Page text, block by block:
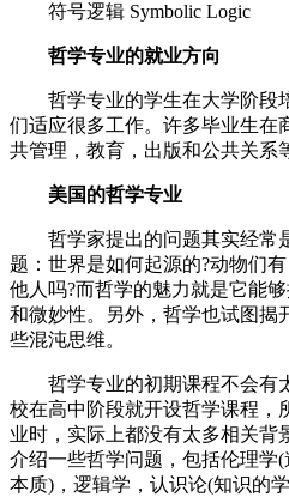
符号逻辑 Symbolic Logic
哲学专业的就业方向
哲学专业的学生在大学阶段
们适应很多工作。许多毕业生在
共管理，教育，出版和公共关系
美国的哲学专业
哲学家提出的问题其实经常
题：世界是如何起源的?动物们
他人吗?而哲学的魅力就是它能
和微妙性。另外，哲学也试图揭
些混沌思维。
哲学专业的初期课程不会有
校在高中阶段就开设哲学课程，
业时，实际上都没有太多相关背
介绍一些哲学问题，包括伦理学
本质)，逻辑学，认识论(知识的